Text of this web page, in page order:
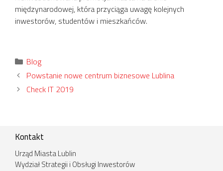
międzynarodowej, która przyciąga uwagę kolejnych
inwestorów, studentów i mieszkańców.
Kategorie
Blog
Powstanie nowe centrum biznesowe Lublina
Check IT 2019
Kontakt
Urząd Miasta Lublin
Wydział Strategii i Obsługi Inwestorów